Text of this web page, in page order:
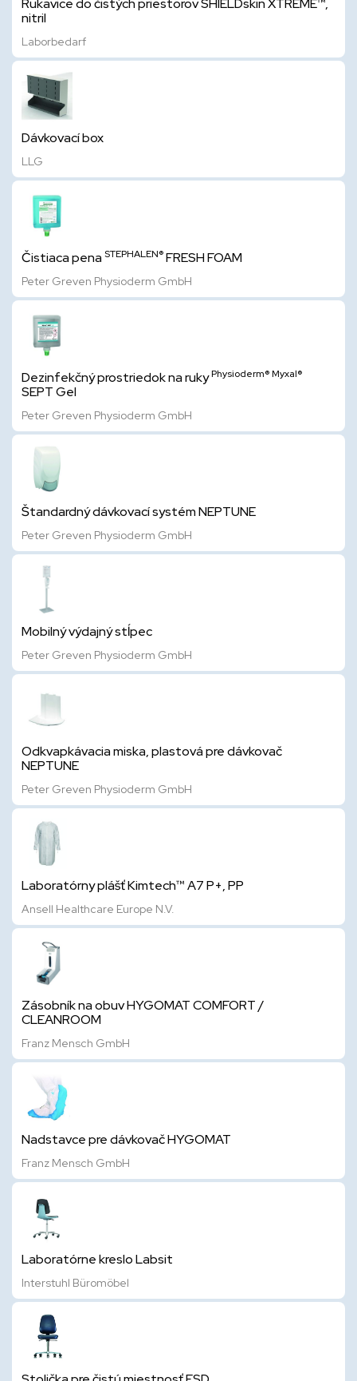
Rukavice do čistých priestorov SHIELDskin XTREME™,
nitril
Laborbedarf
Dávkovací box
LLG
Čistiaca pena STEPHALEN®FRESH FOAM
Peter Greven Physioderm GmbH
Dezinfekčný prostriedok na rukyPhysioderm®Myxal®
SEPT Gel
Peter Greven Physioderm GmbH
Štandardný dávkovací systém NEPTUNE
Peter Greven Physioderm GmbH
Mobilný výdajný stĺpec
Peter Greven Physioderm GmbH
Odkvapkávacia miska, plastová pre dávkovač
NEPTUNE
Peter Greven Physioderm GmbH
Laboratórny plášť Kimtech™ A7 P+, PP
Ansell Healthcare Europe N.V.
Zásobník na obuv HYGOMAT COMFORT /
CLEANROOM
Franz Mensch GmbH
Nadstavce pre dávkovač HYGOMAT
Franz Mensch GmbH
Laboratórne kreslo Labsit
Interstuhl Büromöbel